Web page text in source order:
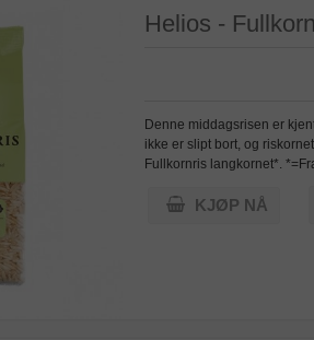
Helios -
Denne middagsrisen er
ikke er slipt bort, og
Fullkornris langkornet*.
KJØP NÅ